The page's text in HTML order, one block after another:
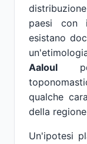
paesi con
esistano
Aaloul
qualche
della
Un'ipotesi